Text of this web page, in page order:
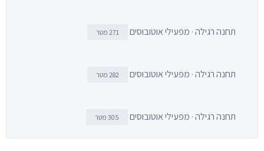
תחנה רגילה · מפעילי אוטובוסים 271 מטר
תחנה רגילה · מפעילי אוטובוסים 282 מטר
תחנה רגילה · מפעילי אוטובוסים 305 מטר